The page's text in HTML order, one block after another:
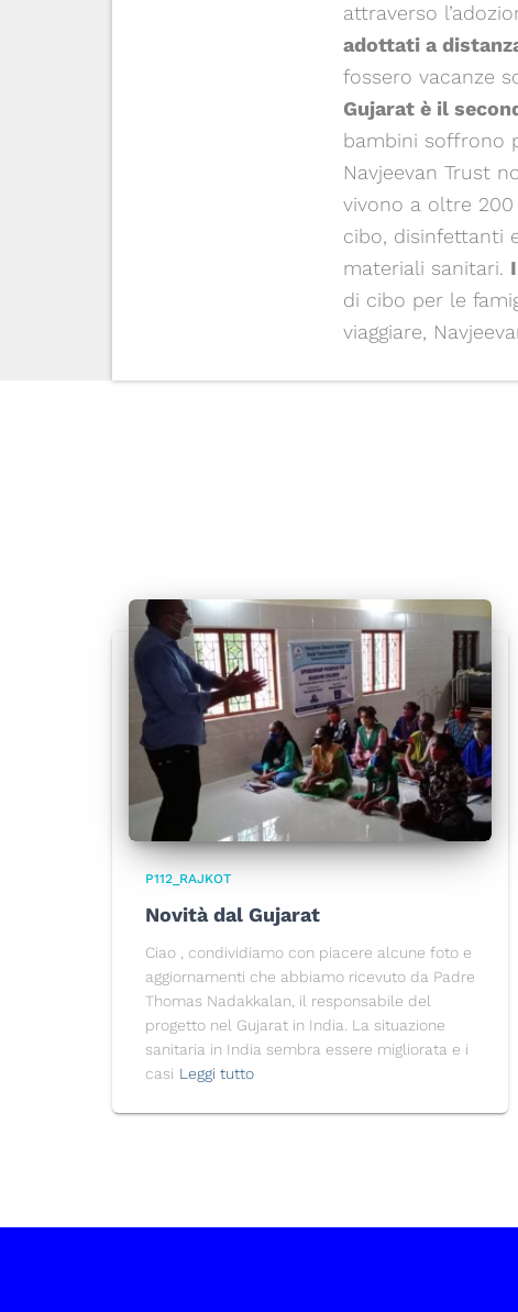
attraverso
adottati a
fossero vacanze
Gujarat è il
bambini soffrono
Navjeevan Trust
vivono a oltre
cibo, disinfettanti
materiali sanitari.
di cibo per le
viaggiare,
P112_RAJKOT
Novità dal Gujarat
Ciao , condividiamo con piacere alcune foto e
aggiornamenti che abbiamo ricevuto da Padre
Thomas Nadakkalan, il responsabile del
progetto nel Gujarat in India. La situazione
sanitaria in India sembra essere migliorata e i
casi Leggi tutto